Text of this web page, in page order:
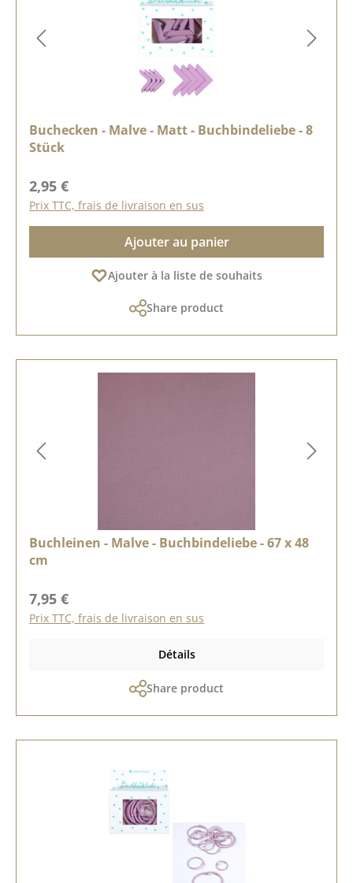
Buchecken - Malve - Matt - Buchbindeliebe - 8
Stück
Prix régulier :
2,95 €
Prix TTC, frais de livraison en sus
Ajouter au panier
Ajouter à la liste de souhaits
Share product
Buchleinen - Malve - Buchbindeliebe - 67 x 48
cm
Prix régulier :
7,95 €
Prix TTC, frais de livraison en sus
Détails
Share product